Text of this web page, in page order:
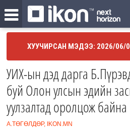
ХУУЧИРСАН МЭДЭЭ: 2026/06/
УИХ-ын дэд дарга
буй Олон улсын эдийн
уулзалтад оролцож байна
А.ТӨГӨЛДӨР, IKON.MN